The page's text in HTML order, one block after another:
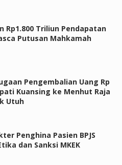
Rp1.800 Triliun Pendapatan
Putusan Mahkamah
Pengembalian Uang Rp
Kuansing ke Menhut Raja
Utuh
Penghina Pasien BPJS
dan Sanksi MKEK